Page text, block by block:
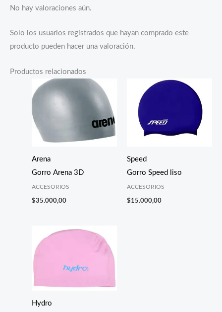
No hay valoraciones aún.
Solo los usuarios registrados que hayan comprado este
producto pueden hacer una valoración.
Productos relacionados
Arena
Gorro Arena 3D
ACCESORIOS
$35.000,00
Speed
Gorro Speed liso
ACCESORIOS
$15.000,00
Hydro